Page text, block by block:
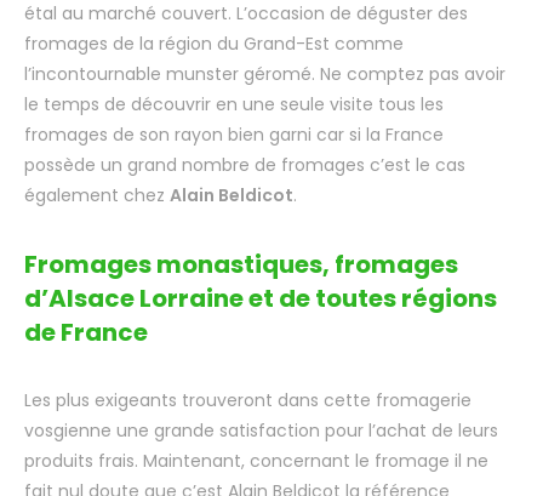
étal au marché couvert. L’occasion de déguster des
fromages de la région du Grand-Est comme
l’incontournable munster géromé. Ne comptez pas avoir
le temps de découvrir en une seule visite tous les
fromages de son rayon bien garni car si la France
possède un grand nombre de fromages c’est le cas
également chez Alain Beldicot.
Fromages monastiques, fromages
d’Alsace Lorraine et de toutes régions
de France
Les plus exigeants trouveront dans cette fromagerie
vosgienne une grande satisfaction pour l’achat de leurs
produits frais. Maintenant, concernant le fromage il ne
fait nul doute que c’est Alain Beldicot la référence